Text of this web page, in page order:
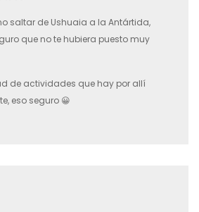
saltar de Ushuaia a la Antártida,
que no te hubiera puesto muy
de actividades que hay por allí
eso seguro 😀